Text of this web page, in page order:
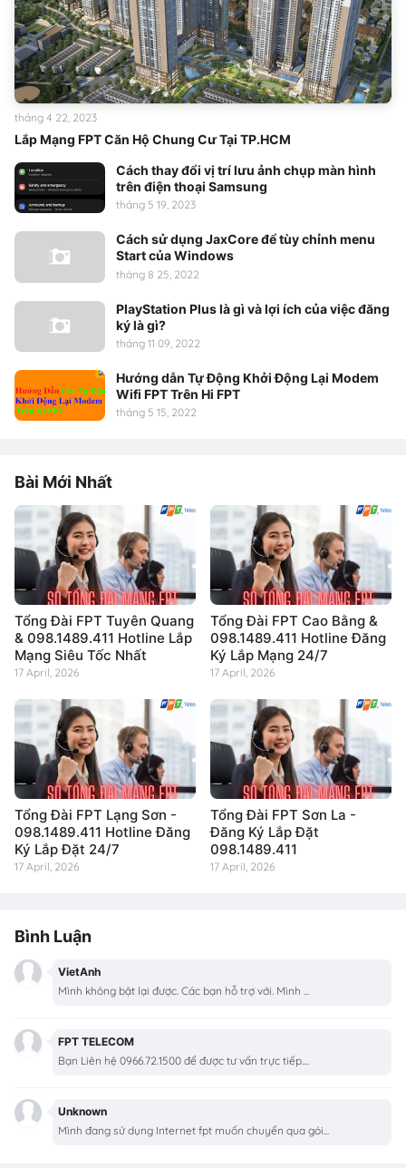
Lắp Mạng FPT Căn Hộ Chung Cư Tại TP.HCM
tháng 4 22, 2023
Cách thay đổi vị trí lưu ảnh chụp màn hình
trên điện thoại Samsung
tháng 5 19, 2023
Cách sử dụng JaxCore để tùy chỉnh menu
Start của Windows
tháng 8 25, 2022
PlayStation Plus là gì và lợi ích của việc đăng
ký là gì?
tháng 11 09, 2022
Hướng dẫn Tự Động Khởi Động Lại Modem
Wifi FPT Trên Hi FPT
tháng 5 15, 2022
Bài Mới Nhất
Tổng Đài FPT Tuyên Quang
& 098.1489.411 Hotline Lắp
Mạng Siêu Tốc Nhất
17 April, 2026
Tổng Đài FPT Cao Bằng &
098.1489.411 Hotline Đăng
Ký Lắp Mạng 24/7
17 April, 2026
Tổng Đài FPT Lạng Sơn -
098.1489.411 Hotline Đăng
Ký Lắp Đặt 24/7
17 April, 2026
Tổng Đài FPT Sơn La -
Đăng Ký Lắp Đặt
098.1489.411
17 April, 2026
Bình Luận
VietAnh
Mình không bật lại được. Các bạn hỗ trợ với. Mình ...
FPT TELECOM
Bạn Liên hệ 0966.72.1500 để được tư vấn trực tiếp....
Unknown
Mình đang sử dụng Internet fpt muốn chuyển qua gói...